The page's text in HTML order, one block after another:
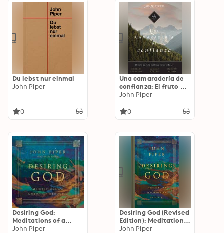
Du lebst nur einmal
John Piper
0
Una camaradería de
confianza: El fruto de
la fe continua en las
Spurgeon, George
John Piper
0
Desiring God:
Meditations of a
Christian Hedonist
John Piper
Desiring God (Revised
Edition): Meditations
of a Christian
John Piper